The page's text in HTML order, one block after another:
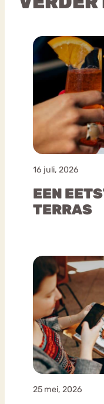
16 juli, 2026
EEN
TERRAS
25 mei, 2026